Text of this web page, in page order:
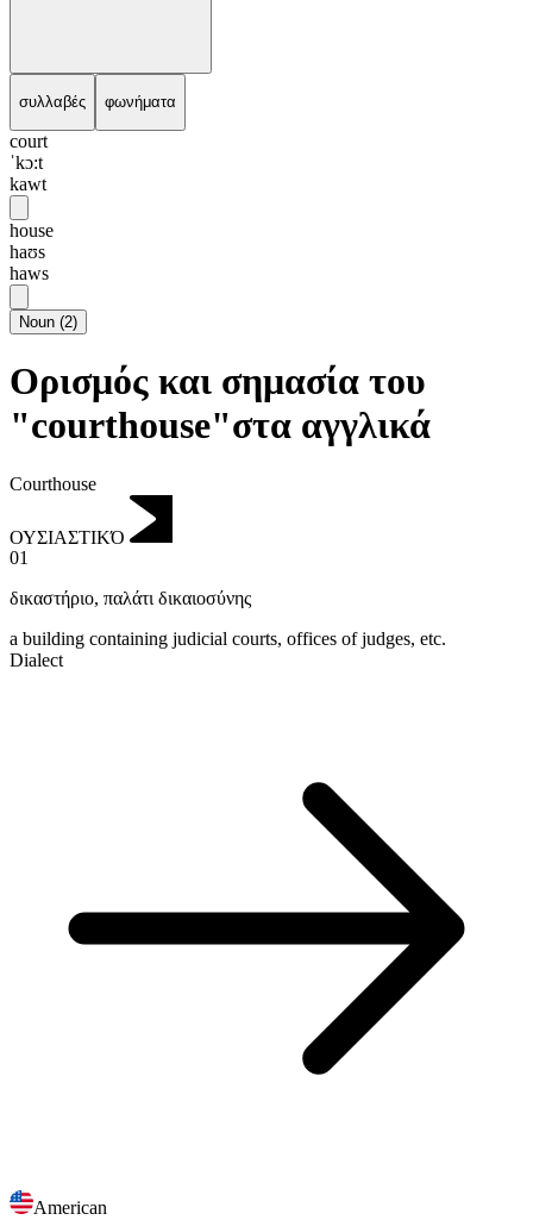
συλλαβές φωνήματα
court
ˈkɔ:t
kawt
house
haʊs
haws
Noun (2)
Ορισμός και σημασία του
"courthouse"στα αγγλικά
Courthouse
ΟΥΣΙΑΣΤΙΚΌ
01
δικαστήριο, παλάτι δικαιοσύνης
a building containing judicial courts, offices of judges, etc.
Dialect
American